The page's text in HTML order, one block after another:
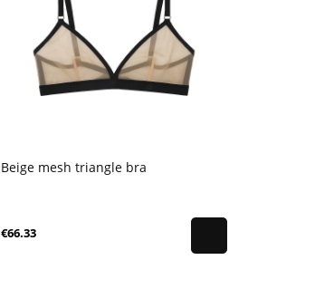
Beige mesh triangle bra
€66.33